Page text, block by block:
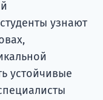
узнают
устойчивые